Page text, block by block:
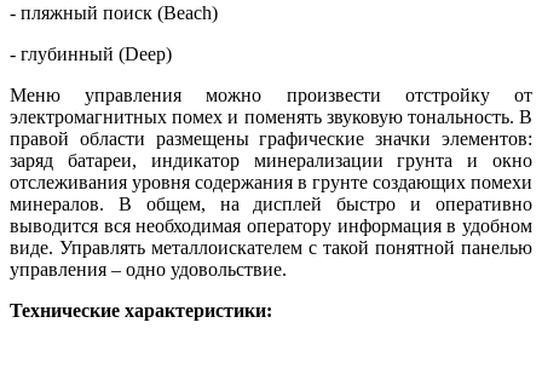
- пляжный поиск (Beach)
- глубинный (Deep)
Меню управления можно произвести отстройку от
электромагнитных помех и поменять звуковую тональность. В
правой области размещены графические значки элементов:
заряд батареи, индикатор минерализации грунта и окно
отслеживания уровня содержания в грунте создающих помехи
минералов. В общем, на дисплей быстро и оперативно
выводится вся необходимая оператору информация в удобном
виде. Управлять металлоискателем с такой понятной панелью
управления – одно удовольствие.
Технические характеристики: